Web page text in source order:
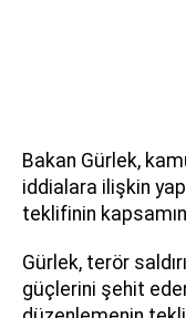
Bakan Gürlek,
iddialara ilişkin
teklifinin
Gürlek, terör
güçlerini şehit